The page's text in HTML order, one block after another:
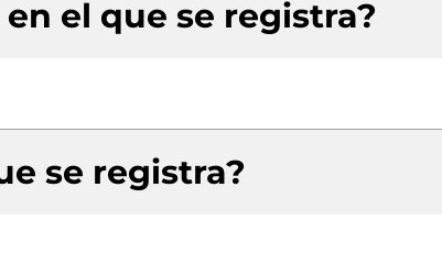
el que se registra?
se registra?